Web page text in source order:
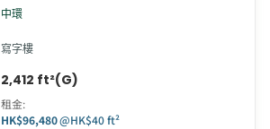
中環
寫字樓
2,412 ft²(G)
租金:
HK$96,480@HK$40 ft²